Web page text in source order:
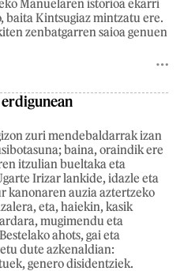
Manuelaren istorioa ekarri
baita Kintsugiaz mintzatu ere.
zenbatgarren saioa genuen
zuri mendebaldarrak izan
baina, oraindik ere
itzulian bueltaka eta
Irizar lankide, idazle eta
kanonaren auzia aztertzeko
eta, haiekin, kasik
mugimendu eta
ahots, gai eta
dute azkenaldian:
genero disidentziek.